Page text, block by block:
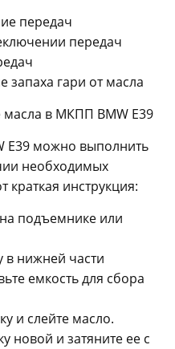
передач
передач
гари от масла
в МКПП BMW E39
E39 можно выполнить
необходимых
краткая инструкция:
подъемнике или
в нижней части
емкость для сбора
и слейте масло.
новой и затяните ее с